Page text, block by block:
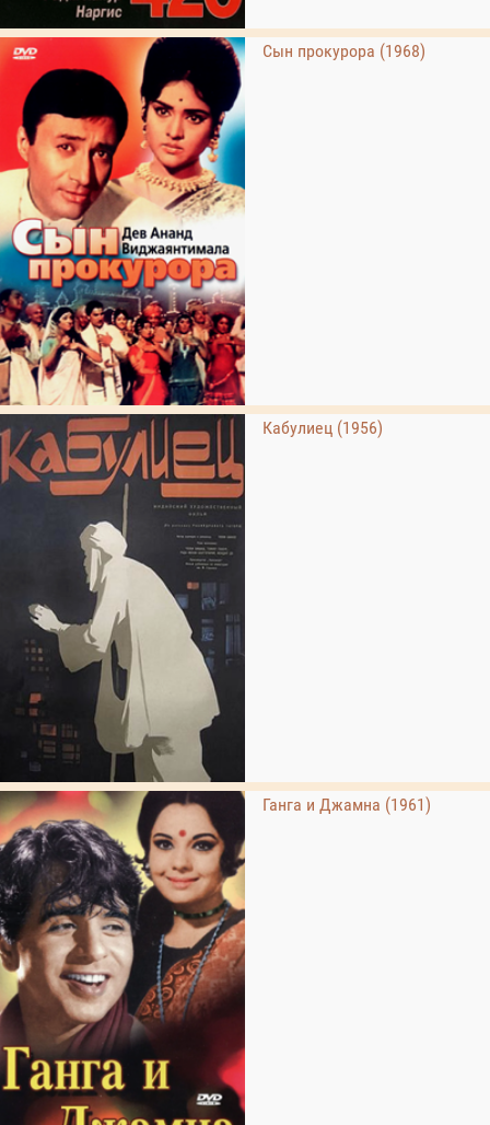
Сын прокурора (1968)
Кабулиец (1956)
Ганга и Джамна (1961)